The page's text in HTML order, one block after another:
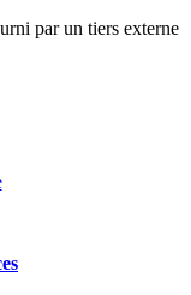
par un tiers externe